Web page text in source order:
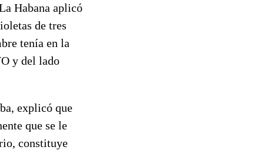
Habana aplicó
de tres
tenía en la
y del lado
explicó que
que se le
constituye